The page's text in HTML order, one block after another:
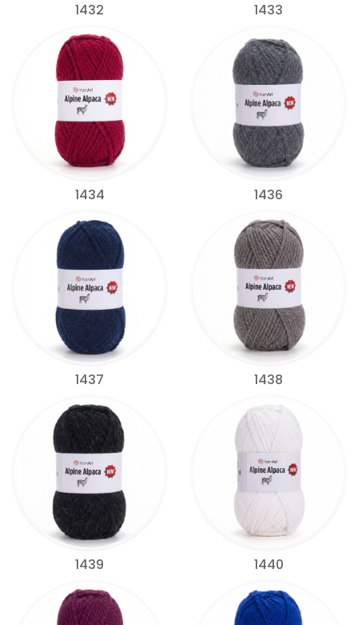
1432 1433
1434 1436
1437 1438
1439 1440